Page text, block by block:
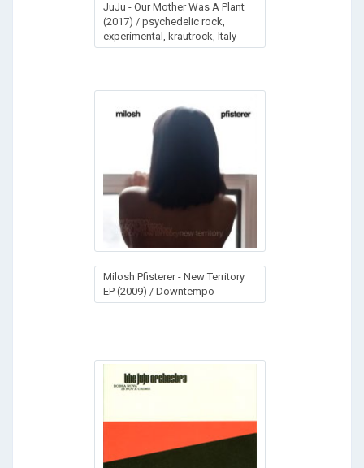
JuJu - Our Mother Was A Plant
(2017) / psychedelic rock,
experimental, krautrock, Italy
Milosh Pfisterer - New Territory
EP (2009) / Downtempo